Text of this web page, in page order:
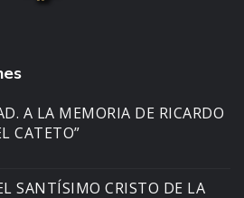
A LA MEMORIA DE RICARDO
CATETO”
SANTÍSIMO CRISTO DE LA